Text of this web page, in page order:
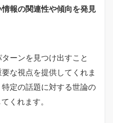
報の関連性や傾向を発見
ーンを見つけ出すこと
な視点を提供してくれま
定の話題に対する世論の
くれます。